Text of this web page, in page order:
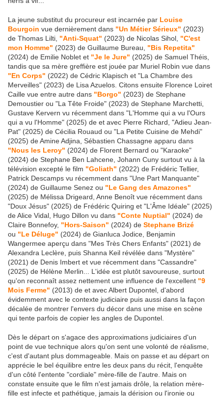
La jeune substitut du procureur est incarnée par Louise
Bourgoin vue dernièrement dans "Un Métier Sérieux" (2023)
de Thomas Lilti, "Anti-Squat" (2023) de Nicolas Sihol, "C'est
mon Homme" (2023) de Guillaume Bureau, "Bis Repetita"
(2024) de Emilie Noblet et "Je le Jure" (2025) de Samuel Théis,
tandis que sa mère greffière est jouée par Muriel Robin vue dans
"En Corps" (2022) de Cédric Klapisch et "La Chambre des
Merveilles" (2023) de Lisa Azuelos. Citons ensuite Florence Loiret
Caille vue entre autre dans "Borgo" (2023) de Stephane
Demoustier ou "La Tête Froide" (2023) de Stephane Marchetti,
Gustave Kervern vu récemment dans "L'Homme qui a vu l'Ours
qui a vu l'Homme" (2025) de et avec Pierre Richard, "Adieu Jean-
Pat" (2025) de Cécilia Rouaud ou "La Petite Cuisine de Mehdi"
(2025) de Amine Adjina, Sébastien Chassagne apparu dans
"Nous les Leroy" (2024) de Florent Bernard ou "Karaoke"
(2024) de Stephane Ben Lahcene, Johann Cuny surtout vu à la
télévision excepté le film "Goliath" (2022) de Frédéric Tellier,
Patrick Descamps vu récemment dans "Une Part Manquante"
(2024) de Guillaume Senez ou "Le Gang des Amazones"
(2025) de Mélissa Drigeard, Anne Benoît vue récemment dans
"Doux Jésus" (2025) de Frédéric Quiring et "L'Âme Idéale" (2025)
de Alice Vidal, Hugo Dillon vu dans "Conte Nuptial" (2024) de
Claire Bonnefoy, "Hors-Saison" (2024) de Stephane Brizé
ou "Le Déluge" (2024) de Gianluca Jodice, Benjamin
Wangermee aperçu dans "Mes Très Chers Enfants" (2021) de
Alexandra Leclère, puis Shanna Keil révélée dans "Mystère"
(2021) de Denis Imbert et vue récemment dans "Cassandre"
(2025) de Hélène Merlin... L'idée est plutôt savoureuse, surtout
qu'on reconnaît assez nettement une influence de l'excellent "9
Mois Ferme" (2013) de et avec Albert Dupontel, d'abord
évidemment avec le contexte judiciaire puis aussi dans la façon
décalée de montrer l'envers du décor dans une mise en scène
qui tente parfois de copier les angles de Dupontel.
Dès le départ on s'agace des approximations judiciaires d'un
point de vue technique alors qu'on sent une volonté de réalisme,
c'est d'autant plus dommageable. Mais on passe et au départ on
apprécie le bel équilibre entre les deux pans du récit, l'enquête
d'un côté l'entente "cordiale" mère-fille de l'autre. Mais on
constate ensuite que le film n'est jamais drôle, la relation mère-
fille est infecte et pathétique, jamais la dérision ou l'ironie ou